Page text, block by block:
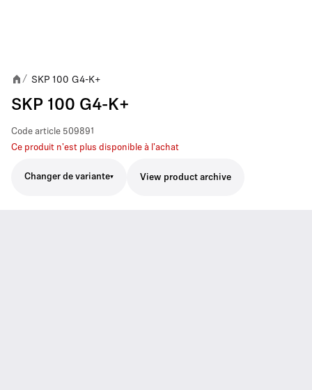
/ SKP 100 G4-K+
SKP 100 G4-K+
Code article 509891
Ce produit n'est plus disponible à l'achat
Changer de variante View product archive